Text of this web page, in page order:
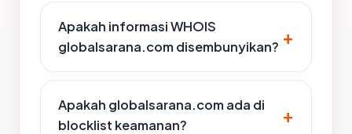
Apakah informasi WHOIS
globalsarana.com disembunyikan?
Apakah globalsarana.com ada di
blocklist keamanan?